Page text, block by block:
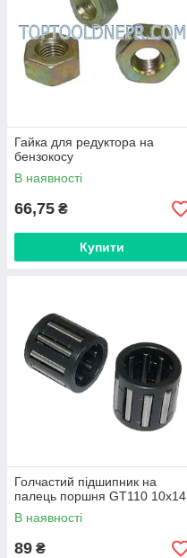
Гайка для редуктора на
бензокосу
В наявності
66,75 ₴
Купити
Голчастий підшипник на
палець поршня GT110 10х14
В наявності
89 ₴